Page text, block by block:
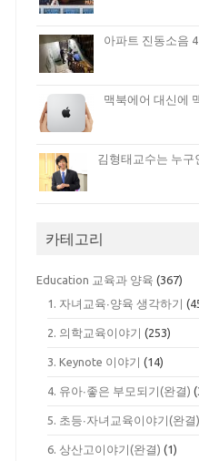
아파트 진동소음 4
맥북에어 대신에
김형태교수는 누구
카테고리
Education 교육과 양육 (367)
1. 자녀교육∙양육 생각하기
2. 의학교육이야기 (253)
3. Keynote 이야기 (14)
4. 유아∙좋은 부모되기(완결)
5. 초등∙자녀교육이야기(완결)
6. 상산고이야기(완결) (1)